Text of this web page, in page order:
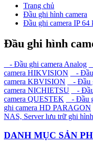
Trang chủ
Đầu ghi hình camera
Đầu ghi camera IP 64
Đầu ghi hình
- Đầu ghi camera Analog
camera HIKVISION
-
camera KBVISION
- Đầu
camera NICHIETSU
-
camera QUESTEK
- Đầu
ghi camera HD PARAGON
NAS, Server lưu trữ ghi hình
DANH MỤC SẢN